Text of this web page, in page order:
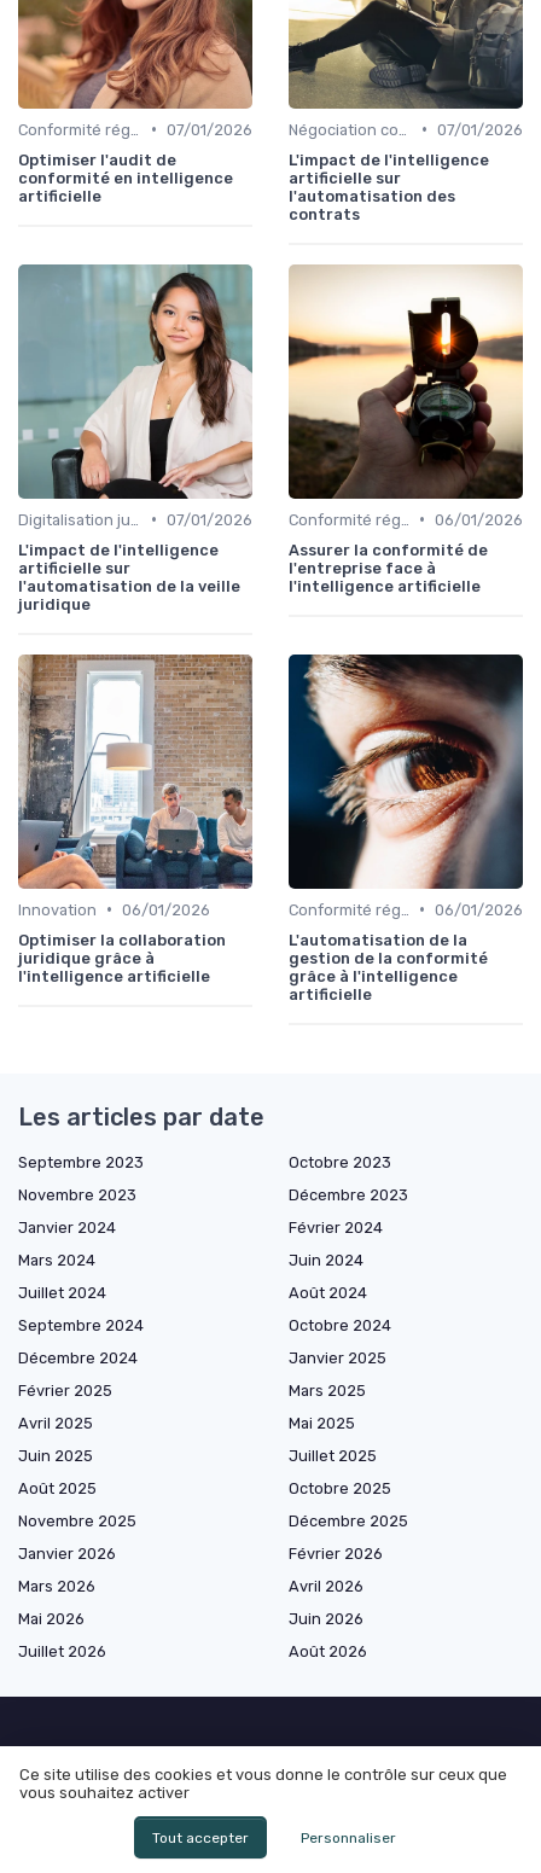
• 07/01/2026
Optimiser l'audit de
conformité en intelligence
artificielle
• 07/01/2026
L'impact de l'intelligence
artificielle sur
l'automatisation des
contrats
• 07/01/2026
L'impact de l'intelligence
artificielle sur
l'automatisation de la veille
juridique
• 06/01/2026
Assurer la conformité de
l'entreprise face à
l'intelligence artificielle
Innovation • 06/01/2026
Optimiser la collaboration
juridique grâce à
l'intelligence artificielle
• 06/01/2026
L'automatisation de la
gestion de la conformité
grâce à l'intelligence
artificielle
Les articles par date
Septembre 2023
Octobre 2023
Novembre 2023
Décembre 2023
Janvier 2024
Février 2024
Mars 2024
Juin 2024
Juillet 2024
Août 2024
Septembre 2024
Octobre 2024
Décembre 2024
Janvier 2025
Février 2025
Mars 2025
Avril 2025
Mai 2025
Juin 2025
Juillet 2025
Août 2025
Octobre 2025
Novembre 2025
Décembre 2025
Janvier 2026
Février 2026
Mars 2026
Avril 2026
Mai 2026
Juin 2026
Juillet 2026
Août 2026
Marketplace de prestataires
Ce site utilise des cookies et vous donne le contrôle sur ceux que
vous souhaitez activer
Tout accepter Personnaliser